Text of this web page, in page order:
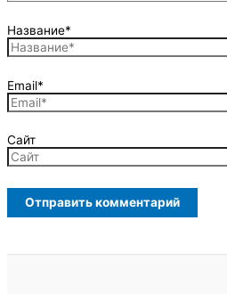
Название*
Email*
Сайт